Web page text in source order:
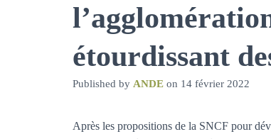
étourdissant
Published by ANDE on 14 février 2022
Après les propositions de la SNCF pour